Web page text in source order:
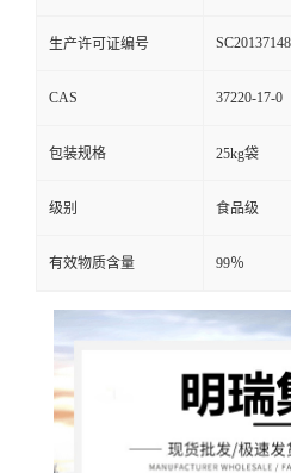
生产许可证编号
CAS 37220-17-0
包装规格 25kg袋
级别 食品级
有效物质含量 99％